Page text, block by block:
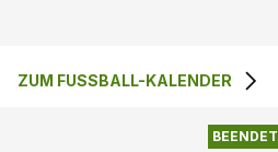
2 :2
ZUM FUSSBALL-KALENDER
BEENDET